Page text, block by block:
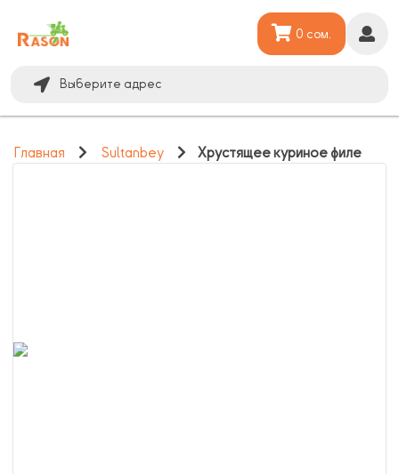
Выберите адрес
0 сом.
Главная Sultanbey Хрустящее куриное филе